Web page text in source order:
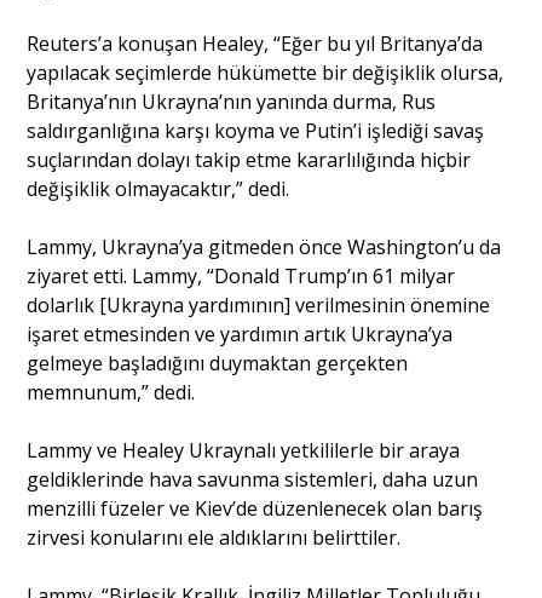
Reuters’a konuşan Healey, “Eğer bu yıl Britanya’da
yapılacak seçimlerde hükümette bir değişiklik olursa,
Britanya’nın Ukrayna’nın yanında durma, Rus
saldırganlığına karşı koyma ve Putin’i işlediği savaş
suçlarından dolayı takip etme kararlılığında hiçbir
değişiklik olmayacaktır,” dedi.
Lammy, Ukrayna’ya gitmeden önce Washington’u da
ziyaret etti. Lammy, “Donald Trump’ın 61 milyar
dolarlık [Ukrayna yardımının] verilmesinin önemine
işaret etmesinden ve yardımın artık Ukrayna’ya
gelmeye başladığını duymaktan gerçekten
memnunum,” dedi.
Lammy ve Healey Ukraynalı yetkililerle bir araya
geldiklerinde hava savunma sistemleri, daha uzun
menzilli füzeler ve Kiev’de düzenlenecek olan barış
zirvesi konularını ele aldıklarını belirttiler.